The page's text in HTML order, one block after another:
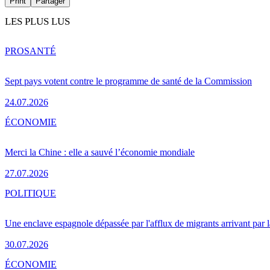
LES PLUS LUS
Sept pays votent contre le programme de santé de la Commission
24.07.2026
PROSANTÉ
Merci la Chine : elle a sauvé l’économie mondiale
27.07.2026
ÉCONOMIE
Une enclave espagnole dépassée par l'afflux de migrants arrivant par
30.07.2026
POLITIQUE
ÉCONOMIE